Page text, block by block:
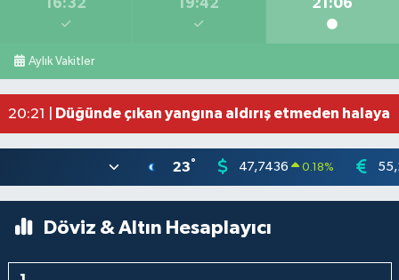
16:32 19:42 21:06
Aylık Vakitler
Bahçede yaşanan yangında alevler 2 otomobile
Antakya'da evlere giren yılanlar yakalandı
21:17 |Salah'ın maaşı açıklandı! İşte devasa ücret
20:21 |
Düğünde çıkan yangına aldırış etmeden
23° 47,7436 0.18%
Döviz & Altın Hesaplayıcı